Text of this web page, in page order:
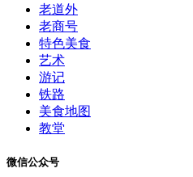
老道外
老商号
特色美食
艺术
游记
铁路
美食地图
教堂
微信公众号